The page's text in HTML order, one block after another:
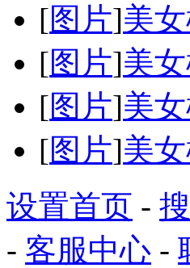
[图片]美
[图片]美
[图片]美
[图片]美
设置首页 -
- 客服中心 -